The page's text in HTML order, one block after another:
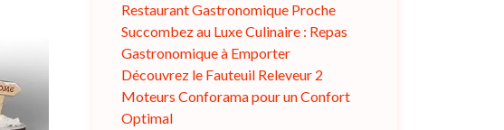
Restaurant Gastronomique Proche
Succombez au Luxe Culinaire : Repas
Gastronomique à Emporter
Découvrez le Fauteuil Releveur 2
Moteurs Conforama pour un Confort
Optimal